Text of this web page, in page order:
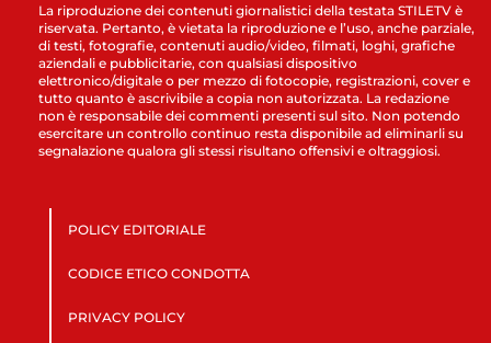
La riproduzione dei contenuti giornalistici della testata STILETV è
riservata. Pertanto, è vietata la riproduzione e l’uso, anche parziale,
di testi, fotografie, contenuti audio/video, filmati, loghi, grafiche
aziendali e pubblicitarie, con qualsiasi dispositivo
elettronico/digitale o per mezzo di fotocopie, registrazioni, cover e
tutto quanto è ascrivibile a copia non autorizzata. La redazione
non è responsabile dei commenti presenti sul sito. Non potendo
esercitare un controllo continuo resta disponibile ad eliminarli su
segnalazione qualora gli stessi risultano offensivi e oltraggiosi.
POLICY EDITORIALE
CODICE ETICO CONDOTTA
PRIVACY POLICY